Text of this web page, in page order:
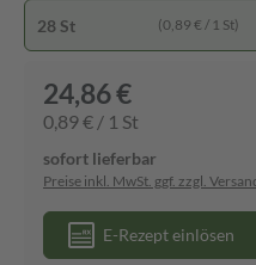
28 St (0,89 € / 1 St)
24,86 €
0,89 € / 1 St
sofort lieferbar
Preise inkl. MwSt. ggf. zzgl.
E-Rezept einlösen